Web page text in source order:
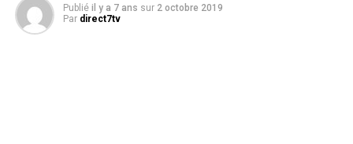
Publié il y a 7 ans sur 2 octobre 2019
Par direct7tv